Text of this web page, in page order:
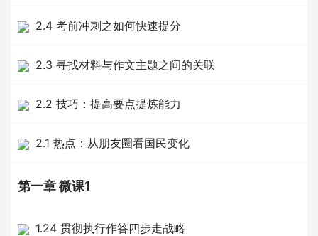
2.4 考前冲刺之如何快速提分
2.3 寻找材料与作文主题之间的关联
2.2 技巧：提高要点提炼能力
2.1 热点：从朋友圈看国民变化
第一章 微课1
1.24 贯彻执行作答四步走战略